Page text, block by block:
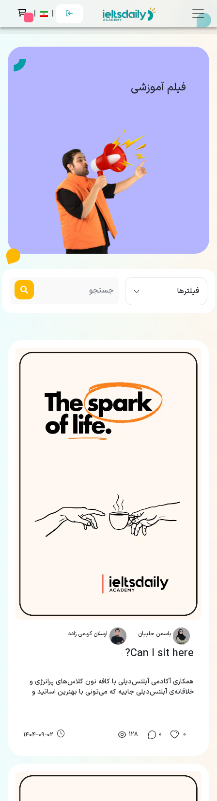
|
|
فیلم آموزشی
فیلترها
یاسمن حلبیان ارسلان کریمی زاده
Can I sit here?
همکاری آکادمی آیلتس‌دیلی با کافه نون کلاس‌های پرانرژی و
خلاقانه‌ی آیلتس‌دیلی جاییه که می‌تونی با بهترین اساتید و
0
0
128
1404-09-02